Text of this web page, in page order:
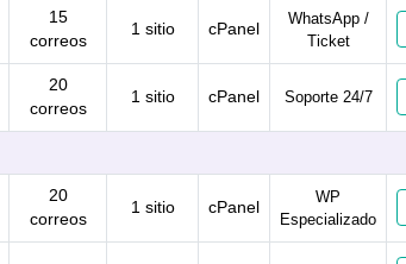
15
correos
1 sitio cPanel
WhatsApp /
Ticket
20
correos
1 sitio cPanel Soporte 24/7
20
correos
1 sitio cPanel
WP
Especializado